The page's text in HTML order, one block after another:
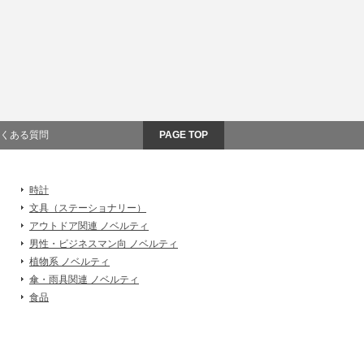
ある質問 PAGE TOP
時計
文具（ステーショナリー）
アウトドア関連 ノベルティ
男性・ビジネスマン向 ノベルティ
植物系 ノベルティ
傘・雨具関連 ノベルティ
食品